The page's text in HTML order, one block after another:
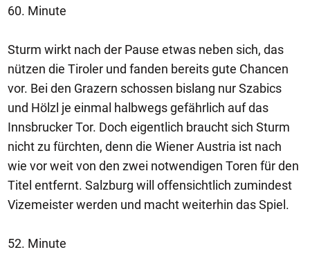
60. Minute
Sturm wirkt nach der Pause etwas neben sich, das
nützen die Tiroler und fanden bereits gute Chancen
vor. Bei den Grazern schossen bislang nur Szabics
und Hölzl je einmal halbwegs gefährlich auf das
Innsbrucker Tor. Doch eigentlich braucht sich Sturm
nicht zu fürchten, denn die Wiener Austria ist nach
wie vor weit von den zwei notwendigen Toren für den
Titel entfernt. Salzburg will offensichtlich zumindest
Vizemeister werden und macht weiterhin das Spiel.
52. Minute